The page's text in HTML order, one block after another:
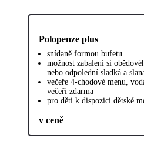
Polopenze plus
snídaně formou bufetu
možnost zabalení si
nebo odpolední sladká a
večeře 4-chodové menu,
večeři zdarma
pro děti k dispozici dětské
v ceně